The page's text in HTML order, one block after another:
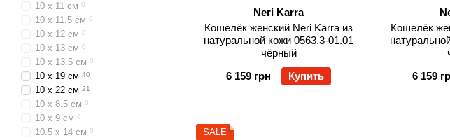
Neri Karra
Кошелёк женский Neri Karra из
натуральной кожи 0563.3-01.01
чёрный
6 159 грн
Купить
Кошелёк
6 159
SALE
10 x 11 см 0
10 x 11.5 см 0
10 x 12 см 0
10 x 13 см 0
10 x 13.5 см 0
10 x 19 см 40
10 x 22 см 21
10 x 8.5 см 0
10 x 9 см 0
10.5 x 14 см 0